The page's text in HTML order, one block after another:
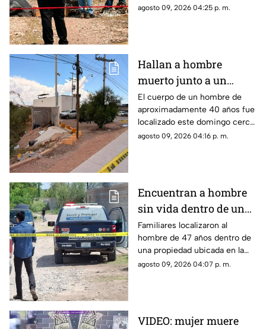
de terracería.
agosto 09, 2026 04:25 p. m.
Hallan a hombre
muerto junto a un
arroyo en Chihuahua;
investigan herida en el
cuello
El cuerpo de un hombre de
aproximadamente 40 años fue
localizado este domingo cerca
de un arroyo, en las
agosto 09, 2026 04:16 p. m.
Encuentran a hombre
sin vida dentro de una
granja en Sacramento;
ya investigan
Familiares localizaron al
hombre de 47 años dentro de
una propiedad ubicada en la
colonia Sacramento, al norte
agosto 09, 2026 04:07 p. m.
VIDEO: mujer muere